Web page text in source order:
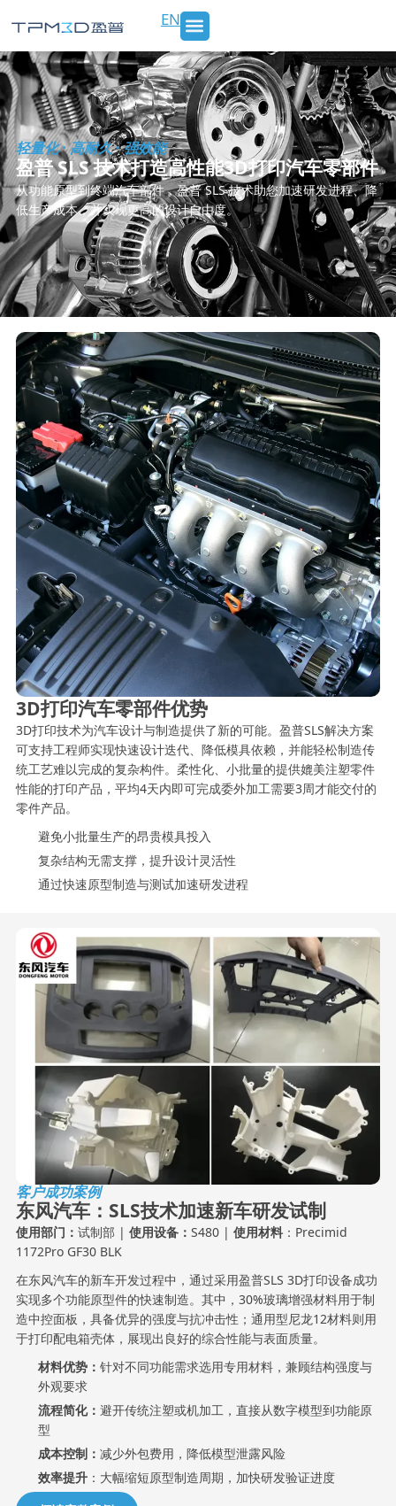
至
内
容
EN
轻量化 · 高耐久 · 强效能
盈普 SLS 技术打造高性能3D打印汽车零部件
从功能原型到终端汽车部件，盈普 SLS 技术助您加速研发进程、降
低生产成本，并实现更高的设计自由度。
3D打印汽车零部件优势
3D打印技术为汽车设计与制造提供了新的可能。盈普SLS解决方案
可支持工程师实现快速设计迭代、降低模具依赖，并能轻松制造传
统工艺难以完成的复杂构件。柔性化、小批量的提供媲美注塑零件
性能的打印产品，平均4天内即可完成委外加工需要3周才能交付的
零件产品。
避免小批量生产的昂贵模具投入
复杂结构无需支撑，提升设计灵活性
通过快速原型制造与测试加速研发进程
客户成功案例
东风汽车：SLS技术加速新车研发试制
使用部门： 试制部 | 使用设备： S480 | 使用材料：Precimid
1172Pro GF30 BLK
在东风汽车的新车开发过程中，通过采用盈普SLS 3D打印设备成功
实现多个功能原型件的快速制造。其中，30%玻璃增强材料用于制
造中控面板，具备优异的强度与抗冲击性；通用型尼龙12材料则用
于打印配电箱壳体，展现出良好的综合性能与表面质量。
材料优势： 针对不同功能需求选用专用材料，兼顾结构强度与
外观要求
流程简化： 避开传统注塑或机加工，直接从数字模型到功能原
型
成本控制： 减少外包费用，降低模型泄露风险
效率提升：大幅缩短原型制造周期，加快研发验证进度